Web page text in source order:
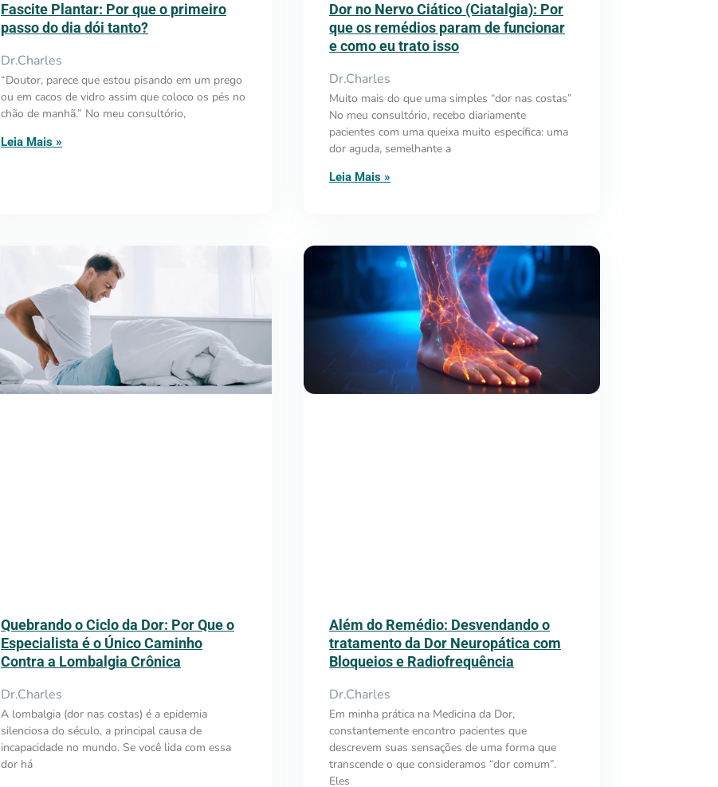
Fascite Plantar: Por que o primeiro
passo do dia dói tanto?
Dr.Charles
“Doutor, parece que estou pisando em um prego
ou em cacos de vidro assim que coloco os pés no
chão de manhã.” No meu consultório,
Leia Mais »
Dor no Nervo Ciático (Ciatalgia): Por
que os remédios param de funcionar
e como eu trato isso
Dr.Charles
Muito mais do que uma simples “dor nas costas”
No meu consultório, recebo diariamente
pacientes com uma queixa muito específica: uma
dor aguda, semelhante a
Leia Mais »
Quebrando o Ciclo da Dor: Por Que o
Especialista é o Único Caminho
Contra a Lombalgia Crônica
Dr.Charles
A lombalgia (dor nas costas) é a epidemia
silenciosa do século, a principal causa de
incapacidade no mundo. Se você lida com essa
dor há
Além do Remédio: Desvendando o
tratamento da Dor Neuropática com
Bloqueios e Radiofrequência
Dr.Charles
Em minha prática na Medicina da Dor,
constantemente encontro pacientes que
descrevem suas sensações de uma forma que
transcende o que consideramos “dor comum”.
Eles